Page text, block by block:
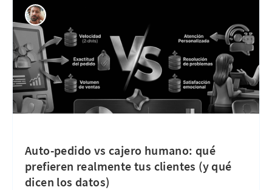
Auto-pedido vs cajero humano: qué
prefieren realmente tus clientes (y qué
dicen los datos)